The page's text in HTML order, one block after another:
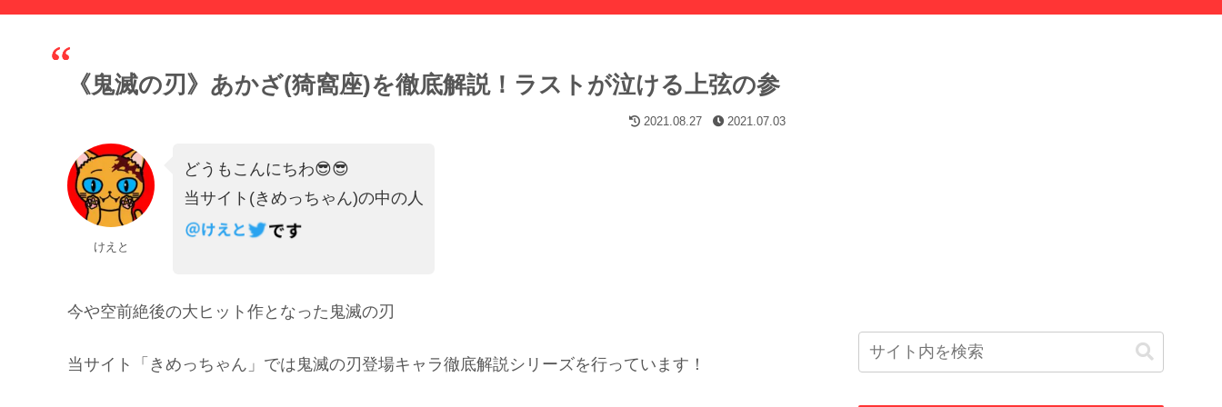
《鬼滅の刃》あかざ(猗窩座)を徹底解説！ラストが泣ける上弦の参
2021.08.27 2021.07.03
けえと
どうもこんにちわ😎😎
当サイト(きめっちゃん)の中の人
今や空前絶後の大ヒット作となった鬼滅の刃
当サイト「きめっちゃん」では鬼滅の刃登場キャラ徹底解説シリーズを行っています！